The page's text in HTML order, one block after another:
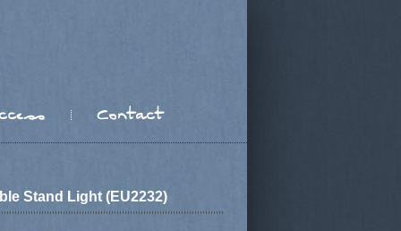
Stand Light (EU2232)